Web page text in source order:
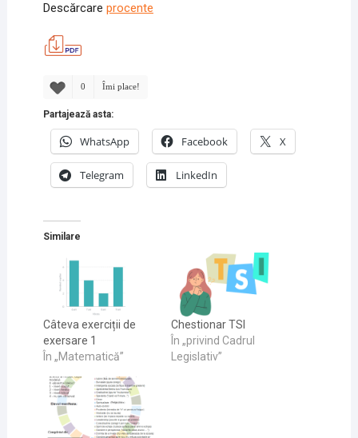
Descărcare procente
0 Îmi place!
Partajează asta:
WhatsApp Facebook X
Telegram LinkedIn
Similare
Câteva exerciții de
exersare 1
În „Matematică”
Chestionar TSI
În „privind Cadrul
Legislativ”